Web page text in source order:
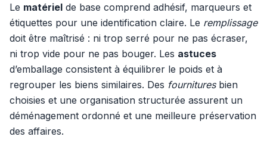
Le matériel de base comprend adhésif, marqueurs et
étiquettes pour une identification claire. Le remplissage
doit être maîtrisé : ni trop serré pour ne pas écraser,
ni trop vide pour ne pas bouger. Les astuces
d’emballage consistent à équilibrer le poids et à
regrouper les biens similaires. Des fournituresbien
choisies et une organisation structurée assurent un
déménagement ordonné et une meilleure préservation
des affaires.